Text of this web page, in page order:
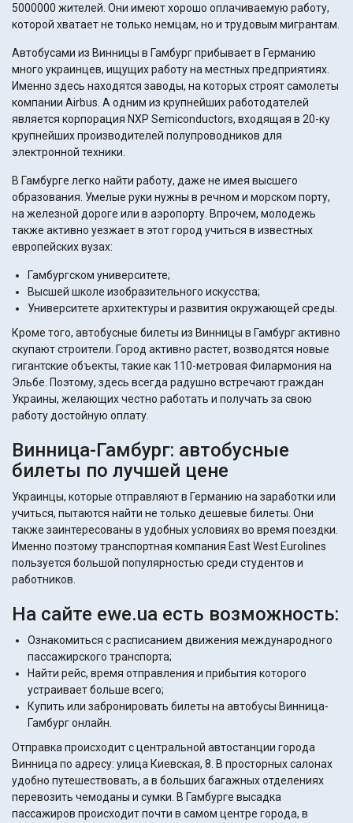
5000000 жителей. Они имеют хорошо оплачиваемую работу,
которой хватает не только немцам, но и трудовым мигрантам.
Автобусами из Винницы в Гамбург прибывает в Германию
много украинцев, ищущих работу на местных предприятиях.
Именно здесь находятся заводы, на которых строят самолеты
компании Airbus. А одним из крупнейших работодателей
является корпорация NXP Semiconductors, входящая в 20-ку
крупнейших производителей полупроводников для
электронной техники.
В Гамбурге легко найти работу, даже не имея высшего
образования. Умелые руки нужны в речном и морском порту,
на железной дороге или в аэропорту. Впрочем, молодежь
также активно уезжает в этот город учиться в известных
европейских вузах:
Гамбургском университете;
Высшей школе изобразительного искусства;
Университете архитектуры и развития окружающей среды.
Кроме того, автобусные билеты из Винницы в Гамбург активно
скупают строители. Город активно растет, возводятся новые
гигантские объекты, такие как 110-метровая Филармония на
Эльбе. Поэтому, здесь всегда радушно встречают граждан
Украины, желающих честно работать и получать за свою
работу достойную оплату.
Винница-Гамбург: автобусные
билеты по лучшей цене
Украинцы, которые отправляют в Германию на заработки или
учиться, пытаются найти не только дешевые билеты. Они
также заинтересованы в удобных условиях во время поездки.
Именно поэтому транспортная компания East West Eurolines
пользуется большой популярностью среди студентов и
работников.
На сайте ewe.ua есть возможность:
Ознакомиться с расписанием движения международного
пассажирского транспорта;
Найти рейс, время отправления и прибытия которого
устраивает больше всего;
Купить или забронировать билеты на автобусы Винница-
Гамбург онлайн.
Отправка происходит с центральной автостанции города
Винница по адресу: улица Киевская, 8. В просторных салонах
удобно путешествовать, а в больших багажных отделениях
перевозить чемоданы и сумки. В Гамбурге высадка
пассажиров происходит почти в самом центре города, в